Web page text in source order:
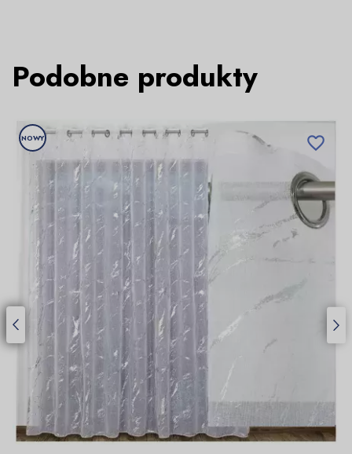
Podobne produkty
NOWY 